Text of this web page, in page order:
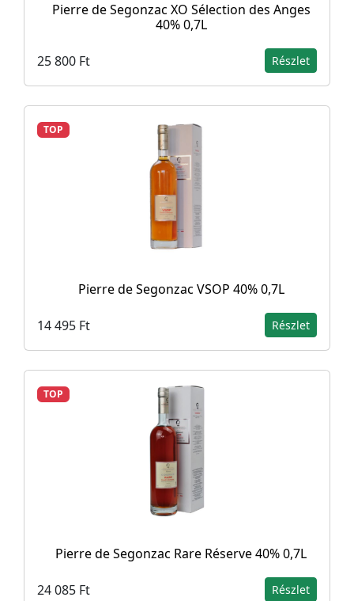
Pierre de Segonzac XO Sélection des Anges
40% 0,7L
25 800 Ft Részlet
TOP
Pierre de Segonzac VSOP 40% 0,7L
14 495 Ft Részlet
TOP
Pierre de Segonzac Rare Réserve 40% 0,7L
24 085 Ft Részlet